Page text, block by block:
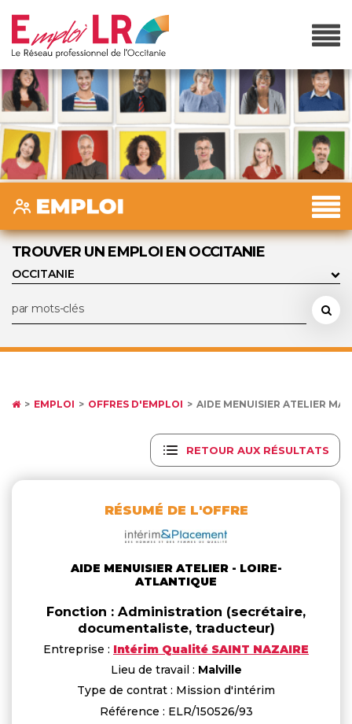
TROUVER UN EMPLOI EN OCCITANIE
EMPLOI OFFRES D'EMPLOI AIDE MENUISIER ATELIER
RETOUR AUX RÉSULTATS
RÉSUMÉ DE L'OFFRE
AIDE MENUISIER ATELIER - LOIRE-
ATLANTIQUE
Fonction : Administration (secrétaire,
documentaliste, traducteur)
Entreprise : Intérim Qualité SAINT NAZAIRE
Lieu de travail : Malville
Type de contrat : Mission d'intérim
Référence : ELR/150526/93